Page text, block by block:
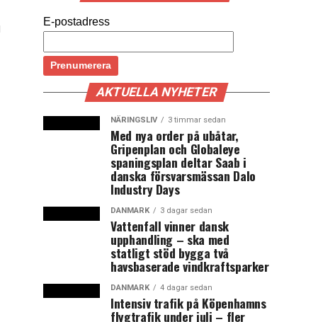
E-postadress
AKTUELLA NYHETER
NÄRINGSLIV 3 timmar sedan
Med nya order på ubåtar,
Gripenplan och Globaleye
spaningsplan deltar Saab i
danska försvarsmässan Dalo
Industry Days
DANMARK 3 dagar sedan
Vattenfall vinner dansk
upphandling – ska med
statligt stöd bygga två
havsbaserade vindkraftsparker
DANMARK 4 dagar sedan
Intensiv trafik på Köpenhamns
flygtrafik under juli – fler